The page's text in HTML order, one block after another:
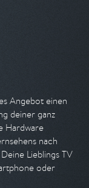
Angebot einen
deiner ganz
Hardware
nach
Lieblings TV
oder